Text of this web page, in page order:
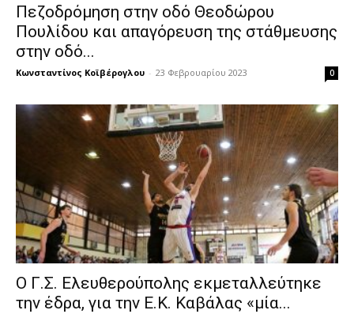
Πεζοδρόμηση στην οδό Θεοδώρου
Πουλίδου και απαγόρευση της στάθμευσης
στην οδό...
Κωνσταντίνος Κοϊβέρογλου - 23 Φεβρουαρίου 2023 0
Ο Γ.Σ. Ελευθερούπολης εκμεταλλεύτηκε
την έδρα, για την Ε.Κ. Καβάλας «μία...